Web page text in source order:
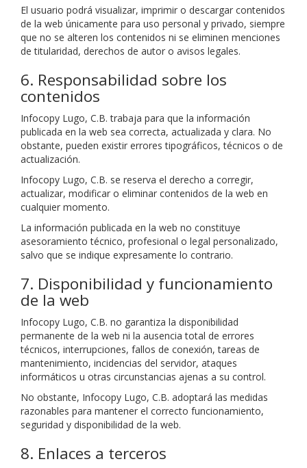
El usuario podrá visualizar, imprimir o descargar contenidos
de la web únicamente para uso personal y privado, siempre
que no se alteren los contenidos ni se eliminen menciones
de titularidad, derechos de autor o avisos legales.
6. Responsabilidad sobre los
contenidos
Infocopy Lugo, C.B. trabaja para que la información
publicada en la web sea correcta, actualizada y clara. No
obstante, pueden existir errores tipográficos, técnicos o de
actualización.
Infocopy Lugo, C.B. se reserva el derecho a corregir,
actualizar, modificar o eliminar contenidos de la web en
cualquier momento.
La información publicada en la web no constituye
asesoramiento técnico, profesional o legal personalizado,
salvo que se indique expresamente lo contrario.
7. Disponibilidad y funcionamiento
de la web
Infocopy Lugo, C.B. no garantiza la disponibilidad
permanente de la web ni la ausencia total de errores
técnicos, interrupciones, fallos de conexión, tareas de
mantenimiento, incidencias del servidor, ataques
informáticos u otras circunstancias ajenas a su control.
No obstante, Infocopy Lugo, C.B. adoptará las medidas
razonables para mantener el correcto funcionamiento,
seguridad y disponibilidad de la web.
8. Enlaces a terceros